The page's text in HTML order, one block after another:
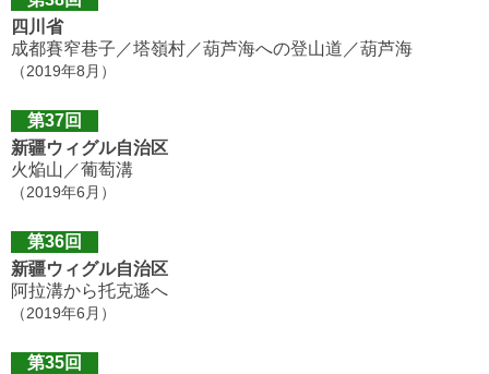
四川省
成都賽窄巷子／塔嶺村／葫芦海への登山道／葫芦海
（2019年8月）
第37回
新疆ウィグル自治区
火焔山／葡萄溝
（2019年6月）
第36回
新疆ウィグル自治区
阿拉溝から托克遜へ
（2019年6月）
第35回